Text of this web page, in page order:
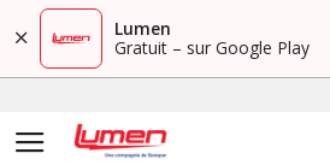
Lumen
Gratuit – sur Google Play